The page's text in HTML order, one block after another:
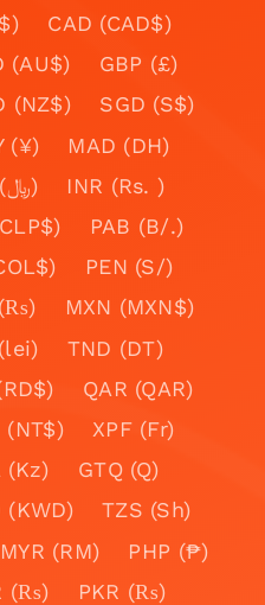
CAD (CAD$)
(AU$)
GBP (£)
(NZ$)
SGD (S$)
(¥)
MAD (DH)
IRR (﷼)
INR (Rs. )
PAB (B/.)
PEN (S/)
(₨)
MXN (MXN$)
TND (DT)
QAR (QAR)
(NT$)
XPF (Fr)
(Kz)
GTQ (Q)
(KWD)
TZS (Sh)
MYR (RM)
PHP (₱)
(₨)
PKR (₨)